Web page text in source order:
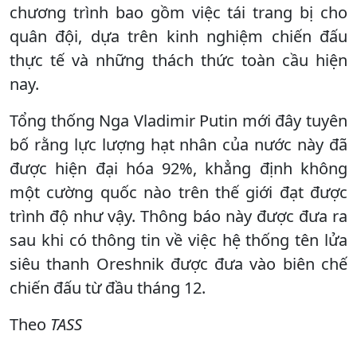
chương trình bao gồm việc tái trang bị cho
quân đội, dựa trên kinh nghiệm chiến đấu
thực tế và những thách thức toàn cầu hiện
nay.
Tổng thống Nga Vladimir Putin mới đây tuyên
bố rằng lực lượng hạt nhân của nước này đã
được hiện đại hóa 92%, khẳng định không
một cường quốc nào trên thế giới đạt được
trình độ như vậy. Thông báo này được đưa ra
sau khi có thông tin về việc hệ thống tên lửa
siêu thanh Oreshnik được đưa vào biên chế
chiến đấu từ đầu tháng 12.
Theo TASS